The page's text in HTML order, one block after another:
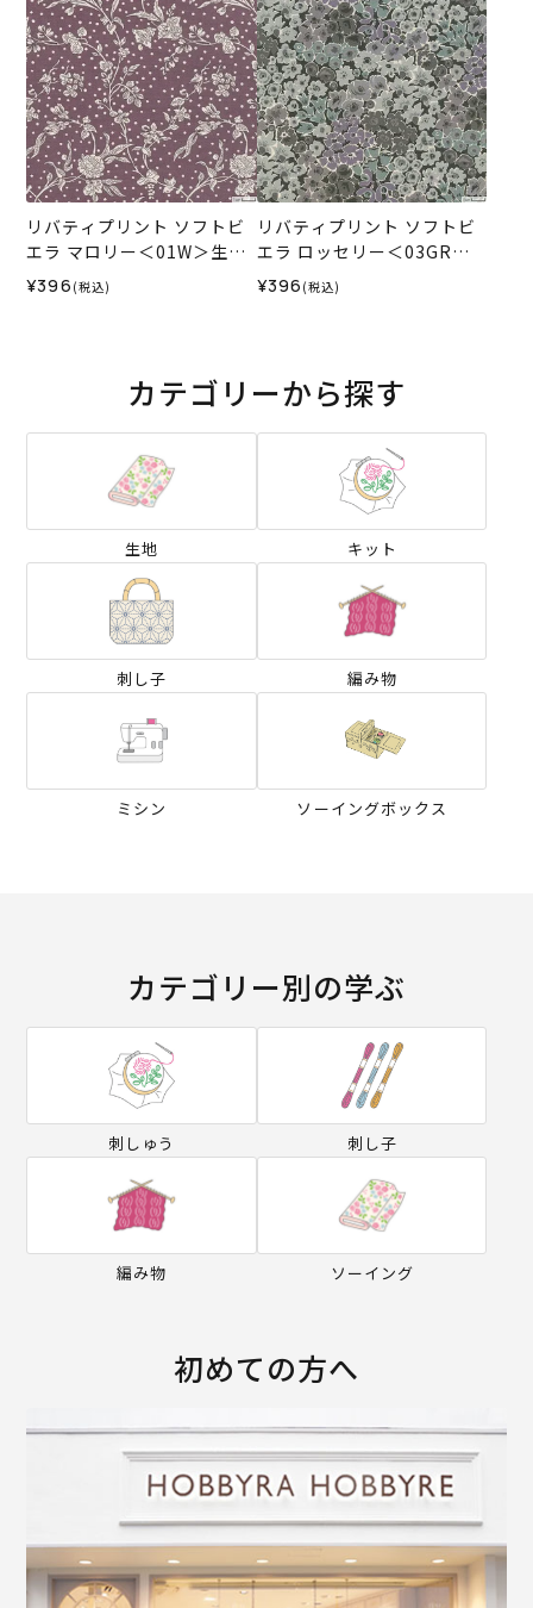
リバティプリント ソフトビ
エラ マロリー＜01W＞生地
（ホビーラホビーレオリジ
ナル）2025AW
¥396 (税込)
リバティプリント ソフトビ
エラ ロッセリー＜03GR＞
生地 （ホビーラホビーレオ
リジナル）2025AW
¥396 (税込)
カテゴリーから探す
生地 キット
刺し子 編み物
ミシン ソーイングボックス
カテゴリー別の学ぶ
刺しゅう 刺し子
編み物 ソーイング
初めての方へ